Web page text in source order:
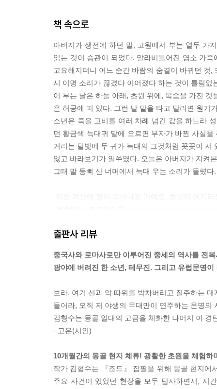
책 속으로
아버지가 생전에 하던 말, 고원에서 부는 열두 가
읽는 것이 습관이 되었다. 말라비틀어진 염소 가
고요해지더니 어느 순간 바람의 숨결이 바뀌던 것
시 이명 소리가 끊겼다 이어졌다 하는 것이 틀림
이 부는 날은 하늘 아래, 초원 위에, 목숨을 가진
은 허공에 떠 있다. 그런 날 말을 타고 달리면 원기
소년은 죽을 고비를 여러 차례 넘긴 값을 하느라
던 황금색 늑대귀 말에 오르면 부자가 바뀐 사실
거리는 털빛에 두 귀가 늑대의 그것처럼 꼿꼿이
잃고 바라보기가 일쑤였다. 오늘은 아버지가 지켜
그때 말 등뼈 산 너머에서 늑대 우는 소리가 들렸다
“전쟁인가, 조드인가?”
사실이었다. 텝텡그리는 며칠 전 기러기 떼가 남
까마귀들도 가까이 와서 시끄럽게 굴고, 참새 떼
늘과 땅 그리고 모든 동물들이 예고하고 있었다.
2권 ---p.47
출판사 리뷰
중국사와 로마사로만 이루어진 중세의 역사를 전
광야에 버려진 한 소년, 테무진. 그리고 유럽문명이
보라, 여기 선과 악 따위를 박차버리고 질주하는
들어라, 오직 저 야생의 무대만이 연주하는 운명
김형수는 몽골 일대의 고금을 체화한 나머지 이
- 고은(시인)
10개월간의 몽골 현지 체류! 광활한 초원을 체험하
작가 김형수는 『조드』 집필을 위해 몽골 현지에
주요 사건이 있었던 현장을 모두 답사하면서, 시